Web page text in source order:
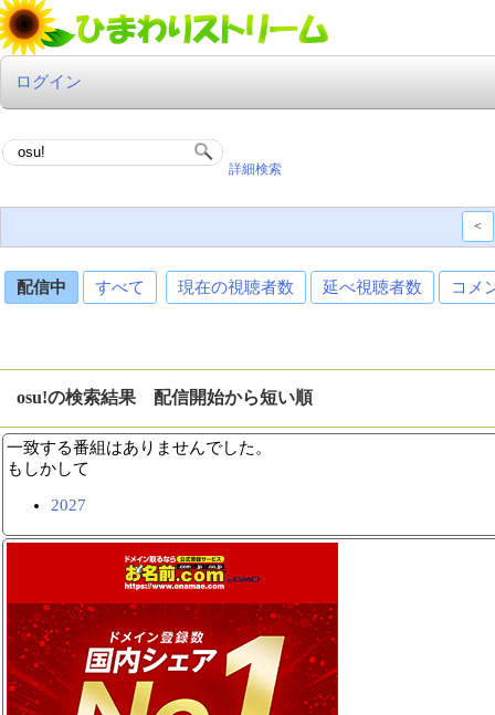
ログイン
詳細検索
<
配信中 すべて 現在の視聴者数 延べ視聴者数 コメ
osu!の検索結果 配信開始から短い順
一致する番組はありませんでした。
もしかして
2027